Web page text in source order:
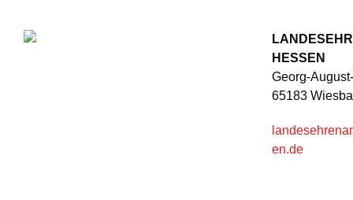
HESSEN
Georg-
65183
en.de